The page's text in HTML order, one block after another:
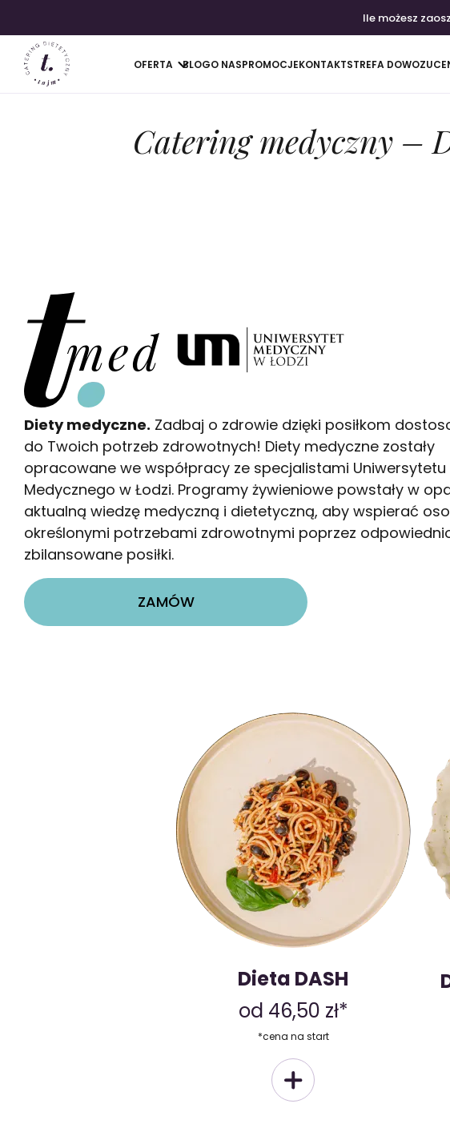
Ile możesz
OFERTA BLOGO NASPROMOCJEKONTAKTSTREFA DOWOZU
Catering medyczny –
Diety medyczne. Zadbaj o zdrowie dzięki posiłkom
do Twoich potrzeb zdrowotnych! Diety medyczne zostały
opracowane we współpracy ze specjalistami Uniwersytetu
Medycznego w Łodzi. Programy żywieniowe powstały w
aktualną wiedzę medyczną i dietetyczną, aby wspierać
określonymi potrzebami zdrowotnymi poprzez
zbilansowane posiłki.
ZAMÓW
Dieta DASH
od 46,50 zł*
*cena na start